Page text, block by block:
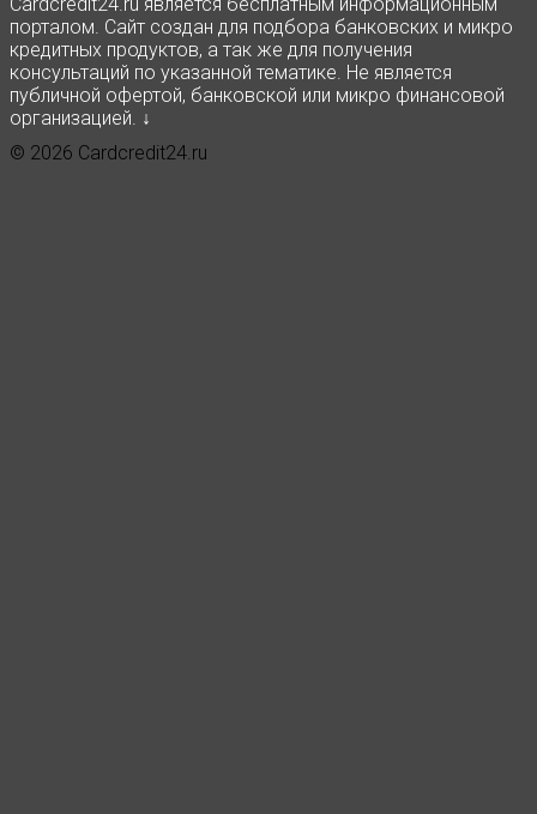
порталом. Сайт создан для подбора банковских и микро
кредитных продуктов, а так же для получения
консультаций по указанной тематике. Не является
публичной офертой, банковской или микро финансовой
организацией. ↓
© 2026 Cardcredit24.ru